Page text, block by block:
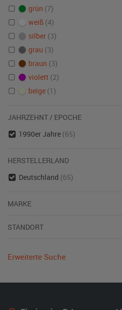
grün (7)
weiß (4)
silber (3)
grau (3)
braun (3)
violett (2)
beige (1)
JAHRZEHNT / EPOCHE
1990er Jahre (65)
HERSTELLERLAND
Deutschland (65)
MARKE
STANDORT
Erweiterte Suche